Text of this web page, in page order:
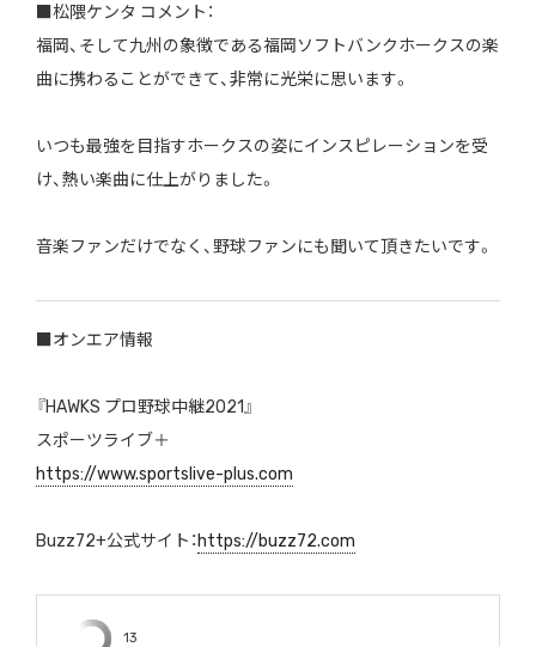
■松隈ケンタ コメント：
福岡、そして九州の象徴である福岡ソフトバンクホークスの楽
曲に携わることができて、非常に光栄に思います。
いつも最強を目指すホークスの姿にインスピレーションを受
け、熱い楽曲に仕上がりました。
音楽ファンだけでなく、野球ファンにも聞いて頂きたいです。
■オンエア情報
『HAWKS プロ野球中継2021』
スポーツライブ＋
https://www.sportslive-plus.com
Buzz72+公式サイト： https://buzz72.com
13